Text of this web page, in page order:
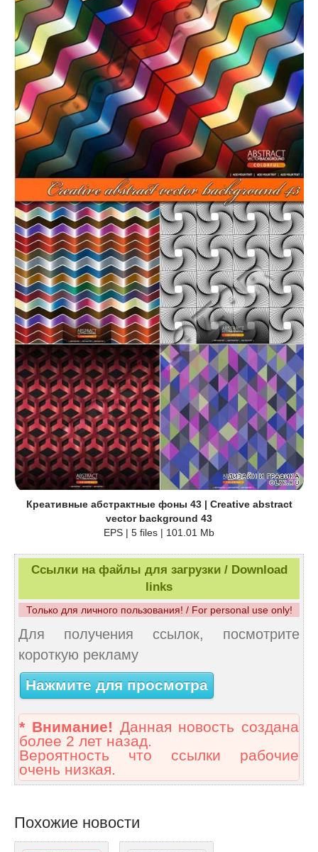
Креативные абстрактные фоны 43 | Creative abstract
vector background 43
EPS | 5 files | 101.01 Mb
Ссылки на файлы для загрузки / Download
links
Только для личного пользования! / For personal use only!
Для получения ссылок, посмотрите
короткую рекламу
Нажмите для просмотра
* Внимание! Данная новость создана
более 2 лет назад.
Вероятность что ссылки рабочие
очень низкая.
Похожие новости